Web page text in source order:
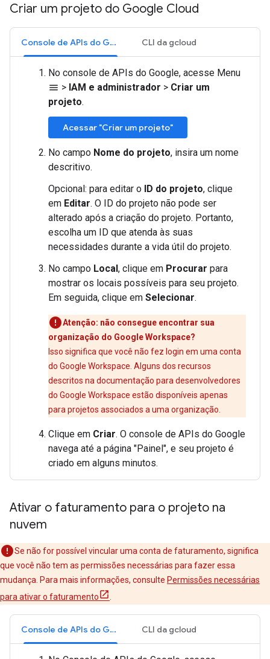
Criar um projeto do Google Cloud
Console de APIs do Google CLI da gcloud
No console de APIs do Google, acesse Menu
menu > IAM e administrador > Criar um
projeto.
Acessar "Criar um projeto"
No campo Nome do projeto, insira um nome
descritivo.
Opcional: para editar o ID do projeto, clique
em Editar. O ID do projeto não pode ser
alterado após a criação do projeto. Portanto,
escolha um ID que atenda às suas
necessidades durante a vida útil do projeto.
No campo Local, clique em Procurar para
mostrar os locais possíveis para seu projeto.
Em seguida, clique em Selecionar.
Atenção: não consegue encontrar sua
organização do Google Workspace?
Isso significa que você não fez login em uma conta
do Google Workspace. Alguns dos recursos
descritos na documentação para desenvolvedores
do Google Workspace estão disponíveis apenas
para projetos associados a uma organização.
Clique em Criar. O console de APIs do Google
navega até a página "Painel", e seu projeto é
criado em alguns minutos.
Ativar o faturamento para o projeto na
nuvem
Se não for possível vincular uma conta de faturamento, significa
que você não tem as permissões necessárias para fazer essa
mudança. Para mais informações, consulte Permissões necessárias
para ativar o faturamento
Console de APIs do Google CLI da gcloud